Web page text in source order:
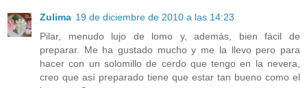
Zulima 19 de diciembre de 2010 a las 14:23
Pilar, menudo lujo de lomo y, además, bien fácil de
preparar. Me ha gustado mucho y me la llevo pero para
hacer con un solomillo de cerdo que tengo en la nevera,
creo que así preparado tiene que estar tan bueno como el